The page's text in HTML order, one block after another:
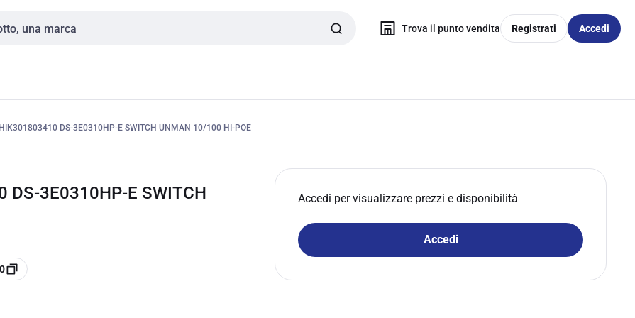
Trova il punto vendita Registrati Accedi
HIK301803410 DS-3E0310HP-E SWITCH UNMAN 10/100 HI-POE
DS-3E0310HP-E SWITCH
Accedi per visualizzare prezzi e disponibilità
Accedi